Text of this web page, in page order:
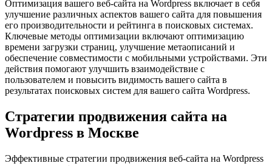
Оптимизация вашего веб-сайта на Wordpress включает в себя
улучшение различных аспектов вашего сайта для повышения
его производительности и рейтинга в поисковых системах.
Ключевые методы оптимизации включают оптимизацию
времени загрузки страниц, улучшение метаописаний и
обеспечение совместимости с мобильными устройствами. Эти
действия помогают улучшить взаимодействие с
пользователем и повысить видимость вашего сайта в
результатах поисковых систем для вашего сайта Wordpress.
Стратегии продвижения сайта на
Wordpress в Москве
Эффективные стратегии продвижения веб-сайта на Wordpress